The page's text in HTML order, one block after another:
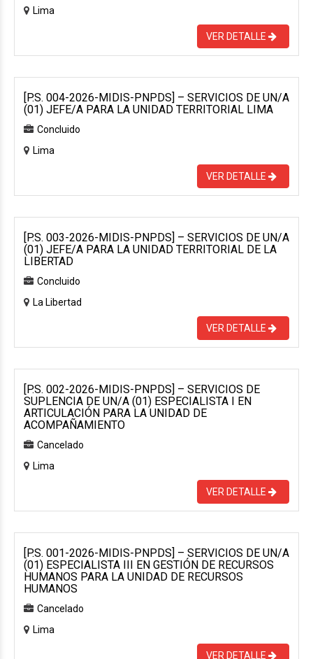
Lima
VER DETALLE
[P.S. 004-2026-MIDIS-PNPDS] – SERVICIOS DE UN/A
(01) JEFE/A PARA LA UNIDAD TERRITORIAL LIMA
Concluido
Lima
VER DETALLE
[P.S. 003-2026-MIDIS-PNPDS] – SERVICIOS DE UN/A
(01) JEFE/A PARA LA UNIDAD TERRITORIAL DE LA
LIBERTAD
Concluido
La Libertad
VER DETALLE
[P.S. 002-2026-MIDIS-PNPDS] – SERVICIOS DE
SUPLENCIA DE UN/A (01) ESPECIALISTA I EN
ARTICULACIÓN PARA LA UNIDAD DE
ACOMPAÑAMIENTO
Cancelado
Lima
VER DETALLE
[P.S. 001-2026-MIDIS-PNPDS] – SERVICIOS DE UN/A
(01) ESPECIALISTA III EN GESTIÓN DE RECURSOS
HUMANOS PARA LA UNIDAD DE RECURSOS
HUMANOS
Cancelado
Lima
VER DETALLE